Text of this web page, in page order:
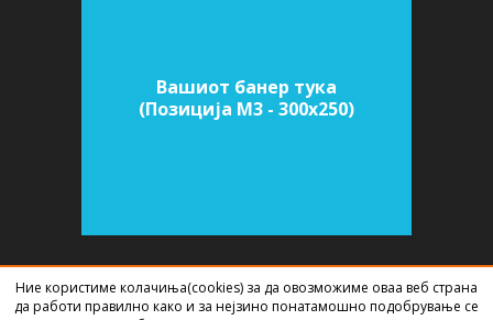
Вашиот банер тука
(Позиција M3 - 300х250)
СОФТВЕР ЗА АГЕНЦИИ ЗА НЕДВИЖНИНИИЗРАБОТЕН ОД BEST NET
Ние користиме колачиња(cookies) за да овозможиме оваа веб страна
да работи правилно како и за нејзино понатамошно подобрување се